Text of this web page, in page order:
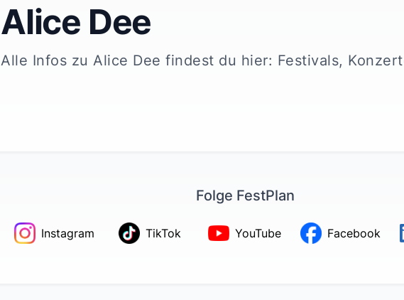
Alice Dee
Alle Infos zu Alice Dee findest du hier: Festivals,
Folge FestPlan
Instagram TikTok YouTube Facebook